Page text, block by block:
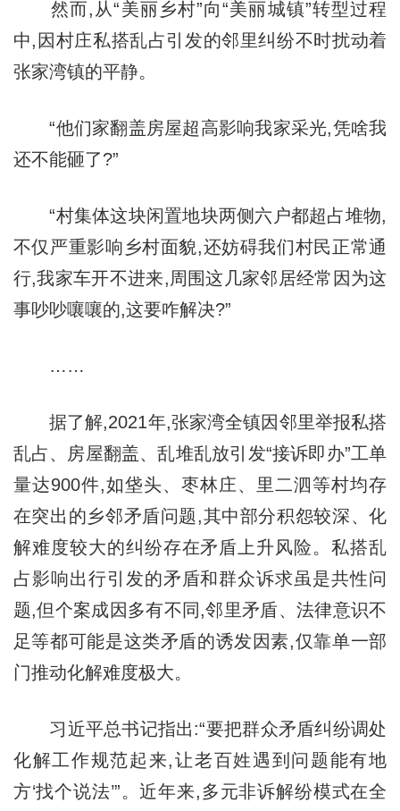
然而,从“美丽乡村”向“美丽城镇”转型过程
中,因村庄私搭乱占引发的邻里纠纷不时扰动着
张家湾镇的平静。
“他们家翻盖房屋超高影响我家采光,凭啥我
还不能砸了?”
“村集体这块闲置地块两侧六户都超占堆物,
不仅严重影响乡村面貌,还妨碍我们村民正常通
行,我家车开不进来,周围这几家邻居经常因为这
事吵吵嚷嚷的,这要咋解决?”
……
据了解,2021年,张家湾全镇因邻里举报私搭
乱占、房屋翻盖、乱堆乱放引发“接诉即办”工单
量达900件,如垡头、枣林庄、里二泗等村均存
在突出的乡邻矛盾问题,其中部分积怨较深、化
解难度较大的纠纷存在矛盾上升风险。私搭乱
占影响出行引发的矛盾和群众诉求虽是共性问
题,但个案成因多有不同,邻里矛盾、法律意识不
足等都可能是这类矛盾的诱发因素,仅靠单一部
门推动化解难度极大。
习近平总书记指出:“要把群众矛盾纠纷调处
化解工作规范起来,让老百姓遇到问题能有地
方‘找个说法’”。近年来,多元非诉解纷模式在全